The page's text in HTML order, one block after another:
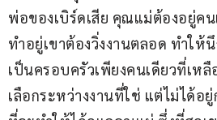
พ่อของเบิร์ดเสีย คุณแม่ต้องอยู่ค
ทำอยู่เขาต้องวิ่งงานตลอด ทำให้
เป็นครอบครัวเพียงคนเดียวที่เหลื
เลือกระหว่างงานที่ใช่ แต่ไม่ได้อ